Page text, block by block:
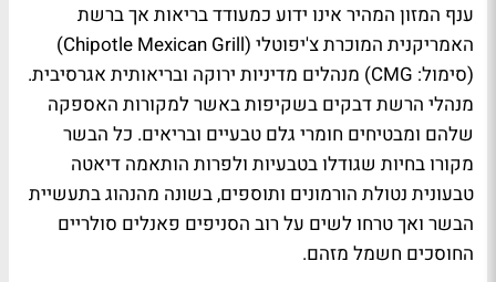
ענף המזון המהיר אינו ידוע כמעודד בריאות אך ברשת
האמריקנית המוכרת צ'יפוטלי (Chipotle Mexican Grill)
(סימול: CMG) מנהלים מדיניות ירוקה ובריאותית אגרסיבית.
מנהלי הרשת דבקים בשקיפות באשר למקורות האספקה
שלהם ומבטיחים חומרי גלם טבעיים ובריאים. כל הבשר
מקורו בחיות שגודלו בטבעיות ולפרות הותאמה דיאטה
טבעונית נטולת הורמונים ותוספים, בשונה מהנהוג בתעשיית
הבשר ואך טרחו לשים על רוב הסניפים פאנלים סולריים
החוסכים חשמל מזהם.